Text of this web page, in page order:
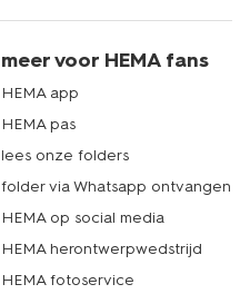
meer voor HEMA fans
HEMA app
HEMA pas
lees onze folders
folder via Whatsapp ontvangen
HEMA op social media
HEMA herontwerpwedstrijd
HEMA fotoservice